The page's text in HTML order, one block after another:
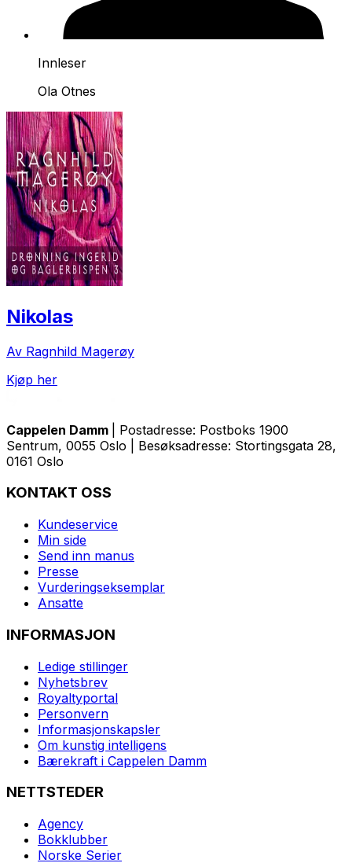
Innleser
Ola Otnes
Nikolas
Av Ragnhild Magerøy
Kjøp her
Cappelen Damm
| Postadresse: Postboks 1900
Sentrum, 0055 Oslo | Besøksadresse: Stortingsgata 28,
0161 Oslo
KONTAKT OSS
Kundeservice
Min side
Send inn manus
Presse
Vurderingseksemplar
Ansatte
INFORMASJON
Ledige stillinger
Nyhetsbrev
Royaltyportal
Personvern
Informasjonskapsler
Om kunstig intelligens
Bærekraft i Cappelen Damm
NETTSTEDER
Agency
Bokklubber
Norske Serier